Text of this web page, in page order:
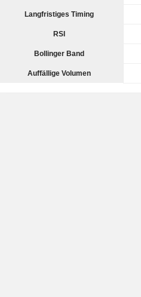
Langfristiges Timing
RSI
Bollinger Band
Auffällige Volumen